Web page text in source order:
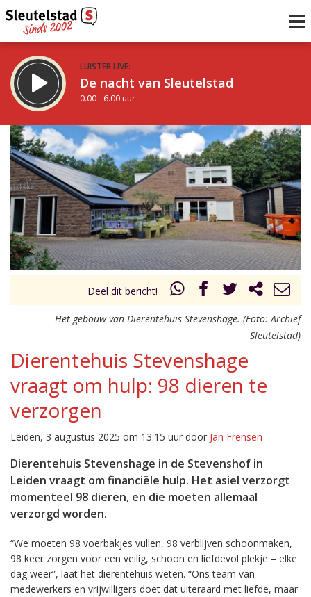
LUISTER LIVE:
De nacht van Sleutelstad
0.00 - 6.00 uur
STRAKS:
De ochtend van Sleutelstad
6.00 - 12.00 uur
Vorig uur
uur 1 van 0 Volgend uur
Inklappen
Deel dit bericht!
Het gebouw van Dierentehuis Stevenshage. (Foto: Archief
Sleutelstad)
Dierentehuis Stevenshage
vraagt om hulp: 98 dieren te
verzorgen
Leiden, 3 augustus 2025 om 13:15 uur door Jan Frensen
Dierentehuis Stevenshage in de Stevenshof in
Leiden vraagt om financiële hulp. Het asiel verzorgt
momenteel 98 dieren, en die moeten allemaal
verzorgd worden.
“We moeten 98 voerbakjes vullen, 98 verblijven schoonmaken,
98 keer zorgen voor een veilig, schoon en liefdevol plekje – elke
dag weer”, laat het dierentehuis weten. “Ons team van
medewerkers en vrijwilligers doet dat uiteraard met liefde, maar